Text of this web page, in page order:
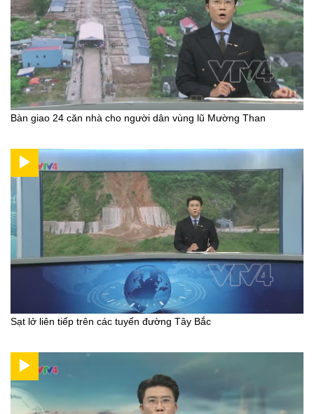
Bàn giao 24 căn nhà cho người dân vùng lũ Mường Than
Sạt lở liên tiếp trên các tuyến đường Tây Bắc